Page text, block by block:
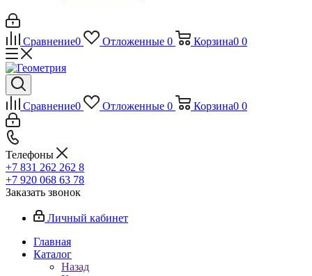
Сравнение0 Отложенные 0 Корзина0 0
Сравнение0 Отложенные 0 Корзина0 0
Телефоны
+7 831 262 262 8
+7 920 068 63 78
Заказать звонок
Личный кабинет
Главная
Каталог
Назад